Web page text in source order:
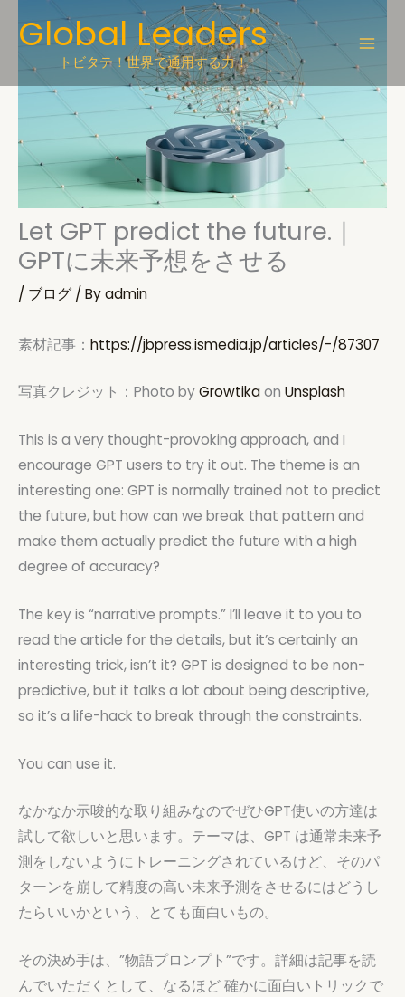
Global Leaders
トビタテ！世界で通用する力！
Let GPT predict the future.｜
GPTに未来予想をさせる
/ ブログ / Byadmin
素材記事： https://jbpress.ismedia.jp/articles/-/87307
写真クレジット：Photo byGrowtikaon Unsplash
This is a very thought-provoking approach, and I
encourage GPT users to try it out. The theme is an
interesting one: GPT is normally trained not to predict
the future, but how can we break that pattern and
make them actually predict the future with a high
degree of accuracy?
The key is “narrative prompts.” I’ll leave it to you to
read the article for the details, but it’s certainly an
interesting trick, isn’t it? GPT is designed to be non-
predictive, but it talks a lot about being descriptive,
so it’s a life-hack to break through the constraints.
You can use it.
なかなか示唆的な取り組みなのでぜひGPT使いの方達は
試して欲しいと思います。テーマは、GPT は通常未来予
測をしないようにトレーニングされているけど、そのパ
ターンを崩して精度の高い未来予測をさせるにはどうし
たらいいかという、とても面白いもの。
その決め手は、”物語プロンプト”です。詳細は記事を読
んでいただくとして、なるほど 確かに面白いトリックで